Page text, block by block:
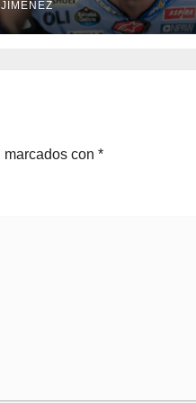
dinero, ya sabéis por
quién sería”
JIMÉNEZ
marcados con *